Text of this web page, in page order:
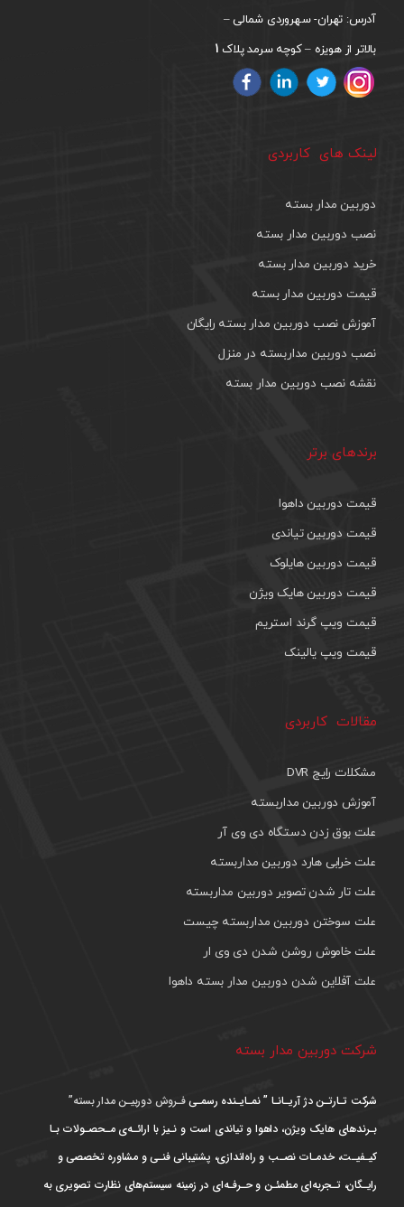
آدرس: تهران- سهروردی شمالی –
بالاتر از هویزه – کوچه سرمد پلاک 1
لینک های کاربردی
دوربین مدار بسته
نصب دوربین مدار بسته
خرید دوربین مدار بسته
قیمت دوربین مدار بسته
آموزش نصب دوربین مدار بسته رایگان
نصب دوربین مداربسته در منزل
نقشه نصب دوربین مدار بسته
برندهای برتر
قیمت دوربین داهوا
قیمت دوربین تیاندی
قیمت دوربین هایلوک
قیمت دوربین هایک ویژن
قیمت ویپ گرند استریم
قیمت ویپ یالینک
مقالات کاربردی
مشکلات رایج DVR
آموزش دوربین مداربسته
علت بوق زدن دستگاه دی وی آر
علت خرابی هارد دوربین مداربسته
علت تار شدن تصویر دوربین مداربسته
علت سوختن دوربین مداربسته چیست
علت خاموش روشن شدن دی وی ار
علت آفلاین شدن دوربین مدار بسته داهوا
شرکت دوربین مدار بسته
شرکت تـارتـن دژ آریـانـا ” نمـایـنده رسمـیفـروش دوربیـن مدار بسته”
بـرندهای هایک ویژن، داهوا و تیاندی است و نـیز با ارائـه‌ی مـحصـولات بـا
کیـفیـت، خدمـات نصـب و راه‌اندازی، پشتیبانی فنـی و مشاوره تخصصی و
رایـگان، تـجربه‌ای مطمئـن و حـرفـه‌ای در زمینه سیستم‌های نظارت تصویری به